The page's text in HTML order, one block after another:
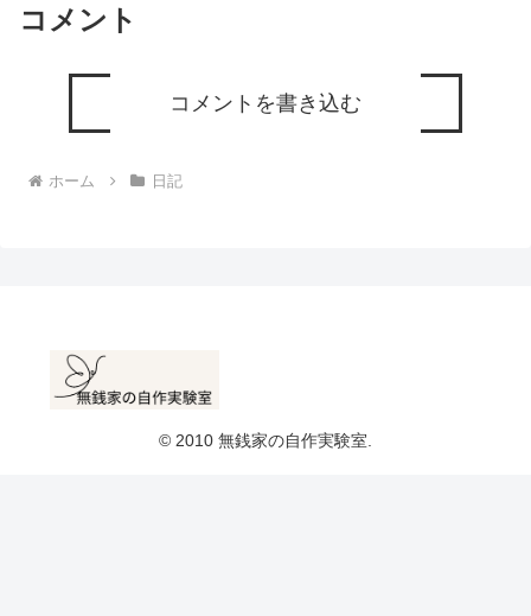
コメント
コメントを書き込む
ホーム 日記
© 2010 無銭家の自作実験室.